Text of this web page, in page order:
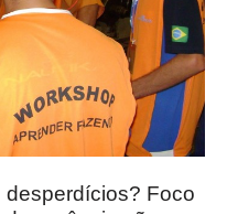
Foco